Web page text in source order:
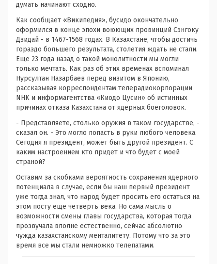
думать начинают сходно.
Как сообщает «Википедия», бусидо окончательно
оформился в конце эпохи воюющих провинций Сэнгоку
Дзидай - в 1467-1568 годах. В Казахстане, чтобы достичь
гораздо большего результата, столетия ждать не стали.
Еще 23 года назад о такой монолитности мы могли
только мечтать. Как раз об этих временах вспоминал
Нурсултан Назарбаев перед визитом в Японию,
рассказывая корреспондентам телерадиокорпорации
NHK и информагентства «Киодо Цусин» об истинных
причинах отказа Казахстана от ядерных боеголовок.
- Представляете, столько оружия в таком государстве, -
сказал он. - Это могло попасть в руки любого человека.
Сегодня я президент, может быть другой президент. С
каким настроением кто придет и что будет с моей
страной?
Оставим за скобками вероятность сохранения ядерного
потенциала в случае, если бы наш первый президент
уже тогда знал, что народ будет просить его остаться на
этом посту еще четверть века. Но сама мысль о
возможности смены главы государства, которая тогда
прозвучала вполне естественно, сейчас абсолютно
чужда казахстанскому менталитету. Потому что за это
время все мы стали немножко телепатами.